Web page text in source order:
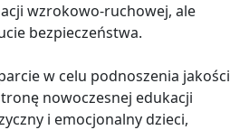
wzrokowo-ruchowej, ale
bezpieczeństwa.
w celu podnoszenia jakości
nowoczesnej edukacji
i emocjonalny dzieci,